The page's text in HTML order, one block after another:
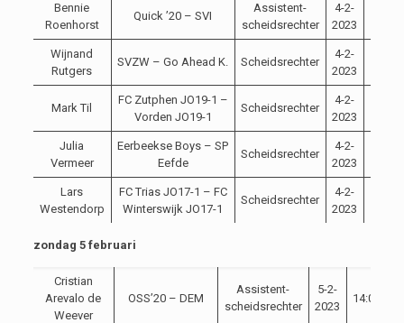
Bennie
Roenhorst
Quick ’20 – SVI
Assistent-
scheidsrechter
4-2-
2023
Wijnand
Rutgers
SVZW – Go Ahead K. Scheidsrechter
4-2-
2023
Mark Til
FC Zutphen JO19-1 –
Vorden JO19-1
Scheidsrechter
4-2-
2023
Julia
Vermeer
Eerbeekse Boys – SP
Eefde
Scheidsrechter
4-2-
2023
Lars
Westendorp
FC Trias JO17-1 – FC
Winterswijk JO17-1
Scheidsrechter
4-2-
2023
zondag 5 februari
Cristian
Arevalo de
Weever
OSS’20 – DEM
Assistent-
scheidsrechter
5-2-
2023
14:00